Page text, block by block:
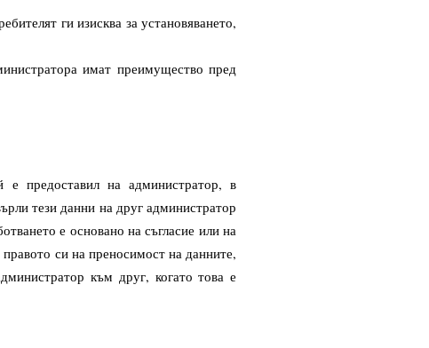
ги изисква за установяването,
имат преимущество пред
предоставил на администратор, в
тези данни на друг администратор
е основано на съгласие или на
си на преносимост на данните,
към друг, когато това е